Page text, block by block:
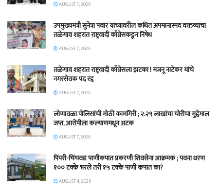
AUGUST 7, 2026
उपमुख्यमंत्री सुनेत्रा पवार यांच्यावरील कथित अपमानास्पद वक्तव्याचा
तळेगाव शहरात राष्ट्रवादी काँग्रेसकडून निषेध
AUGUST 7, 2026
तळेगाव शहरात राष्ट्रवादी काँग्रेसला झटका ! मजनू नाटेकर यांचे
नगरसेवक पद रद्द
AUGUST 7, 2026
लोणावळा पोलिसांची मोठी कामगिरी ; २.२९ लाखांचा चोरीचा मुद्देमाल
जप्त, आरोपीला कल्याणमधून अटक
AUGUST 7, 2026
पिंपरी-चिंचवड पाणीकपात प्रकरणी शिवसेना आक्रमक ; पवना धरण
१०० टक्के भरले तरी १५ टक्के पाणी कपात का?
AUGUST 4, 2026